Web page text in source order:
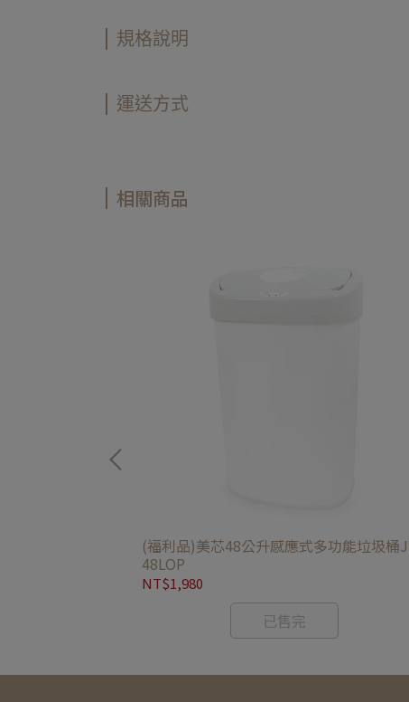
規格說明
運送方式
相關商品
(福利品)美芯48公升感應式多功能垃圾桶
48LOP
NT$1,980
已售完